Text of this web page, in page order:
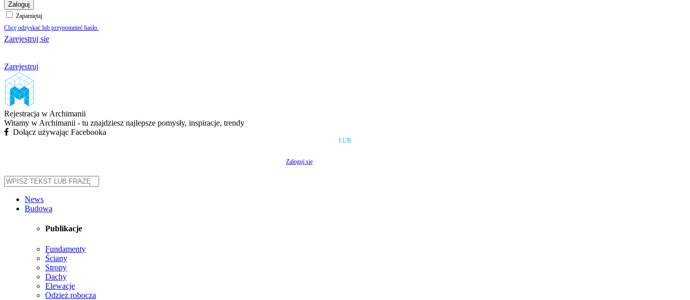
Zaloguj
Zapamiętaj
Chcę odzyskać lub przypomnieć hasło.
Zarejestruj się
Zarejestruj
Rejestracja w Archimanii
Witamy w Archimanii - tu znajdziesz najlepsze pomysły, inspiracje, trendy
Dołącz używając Facebooka
LUB
Zaloguj się
News
Budowa
Publikacje
Fundamenty
Ściany
Stropy
Dachy
Elewacje
Odzież robocza